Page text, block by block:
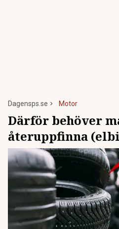
Dagensps.se Motor
Därför behöver
återuppfinna